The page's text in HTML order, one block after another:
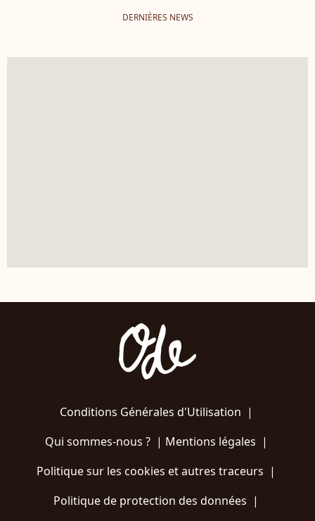
DERNIÈRES NEWS
Conditions Générales d'Utilisation |
Qui sommes-nous ?| Mentions légales |
Politique sur les cookies et autres traceurs |
Politique de protection des données |